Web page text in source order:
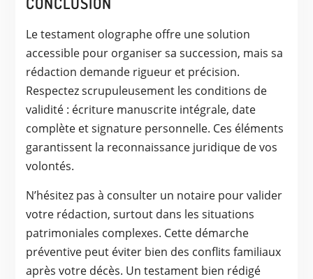
Le testament olographe offre une solution
accessible pour organiser sa succession, mais sa
rédaction demande rigueur et précision.
Respectez scrupuleusement les conditions de
validité : écriture manuscrite intégrale, date
complète et signature personnelle. Ces éléments
garantissent la reconnaissance juridique de vos
volontés.
N’hésitez pas à consulter un notaire pour valider
votre rédaction, surtout dans les situations
patrimoniales complexes. Cette démarche
préventive peut éviter bien des conflits familiaux
après votre décès. Un testament bien rédigé